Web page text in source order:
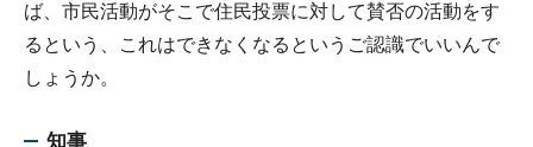
ば、市民活動がそこで住民投票に対して賛否の活動をす
るという、これはできなくなるというご認識でいいんで
しょうか。
知事